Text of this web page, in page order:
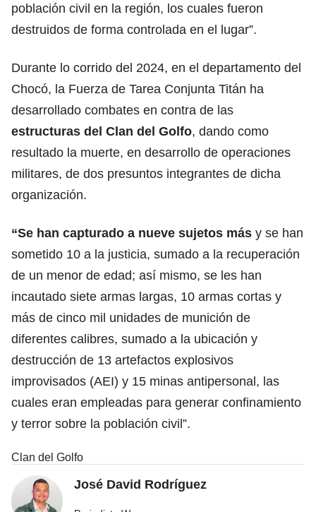
población civil en la región, los cuales fueron
destruidos de forma controlada en el lugar”.
Durante lo corrido del 2024, en el departamento del
Chocó, la Fuerza de Tarea Conjunta Titán ha
desarrollado combates en contra de las
estructuras del Clan del Golfo, dando como
resultado la muerte, en desarrollo de operaciones
militares, de dos presuntos integrantes de dicha
organización.
“Se han capturado a nueve sujetos más y se han
sometido 10 a la justicia, sumado a la recuperación
de un menor de edad; así mismo, se les han
incautado siete armas largas, 10 armas cortas y
más de cinco mil unidades de munición de
diferentes calibres, sumado a la ubicación y
destrucción de 13 artefactos explosivos
improvisados (AEI) y 15 minas antipersonal, las
cuales eran empleadas para generar confinamiento
y terror sobre la población civil”.
Clan del Golfo
José David Rodríguez